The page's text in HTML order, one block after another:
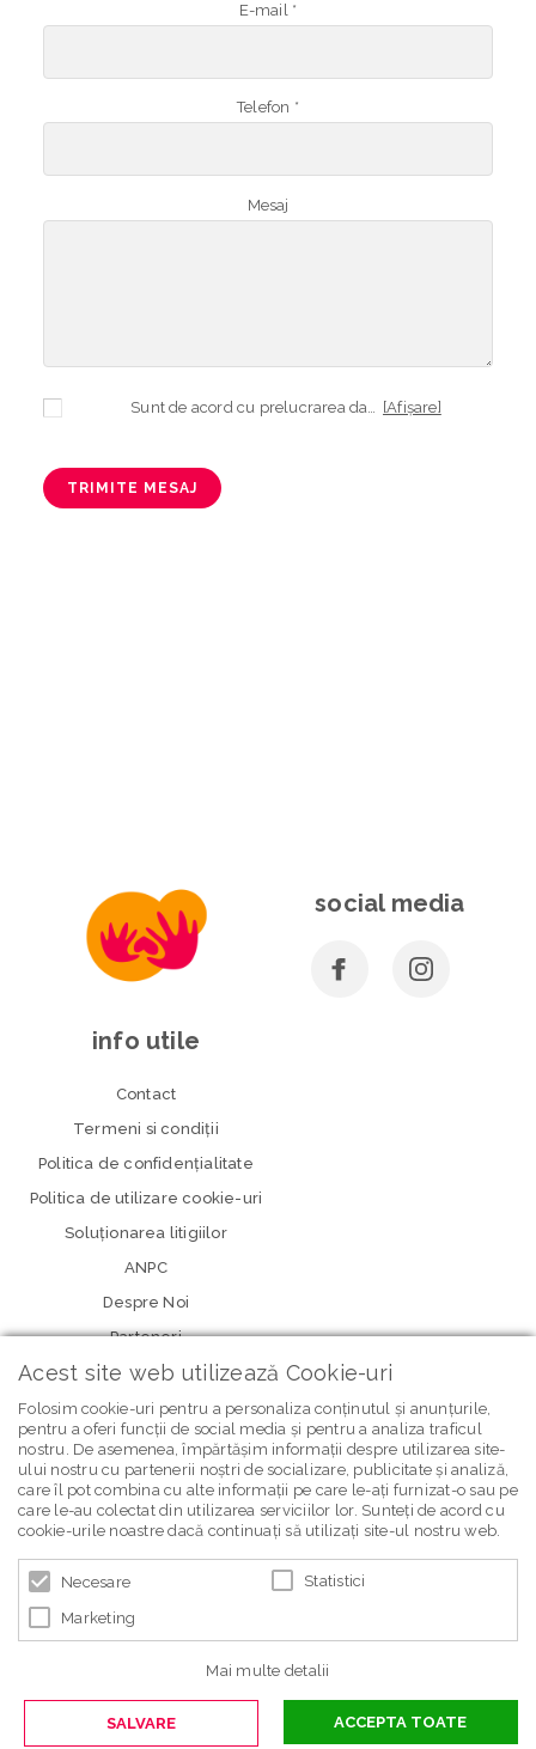
E-mail *
Telefon *
Mesaj
[Afișare]
TRIMITE MESAJ
© 2026 BEBE BRANDS | POWERED BYBLUGENTO
social media
info utile
Contact
Termeni si condiţii
Politica de confidenţialitate
Politica de utilizare cookie-uri
Soluționarea litigiilor
ANPC
Despre Noi
Parteneri
newsletter Bebe Brands
Acest site web utilizează Cookie-uri
Folosim cookie-uri pentru a personaliza conținutul și anunțurile,
pentru a oferi funcții de social media și pentru a analiza traficul
nostru. De asemenea, împărtășim informații despre utilizarea site-
ului nostru cu partenerii noștri de socializare, publicitate și analiză,
care îl pot combina cu alte informații pe care le-ați furnizat-o sau pe
care le-au colectat din utilizarea serviciilor lor. Sunteți de acord cu
cookie-urile noastre dacă continuați să utilizați site-ul nostru web.
Necesare Statistici
Marketing
Mai multe detalii
SALVARE ACCEPTA TOATE